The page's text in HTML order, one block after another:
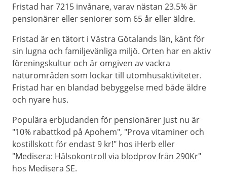
Fristad har 7215 invånare, varav nästan 23.5% är
pensionärer eller seniorer som 65 år eller äldre.
Fristad är en tätort i Västra Götalands län, känt för
sin lugna och familjevänliga miljö. Orten har en aktiv
föreningskultur och är omgiven av vackra
naturområden som lockar till utomhusaktiviteter.
Fristad har en blandad bebyggelse med både äldre
och nyare hus.
Populära erbjudanden för pensionärer just nu är
"10% rabattkod på Apohem", "Prova vitaminer och
kostillskott för endast 9 kr!" hos iHerb eller
"Medisera: Hälsokontroll via blodprov från 290Kr"
hos Medisera SE.